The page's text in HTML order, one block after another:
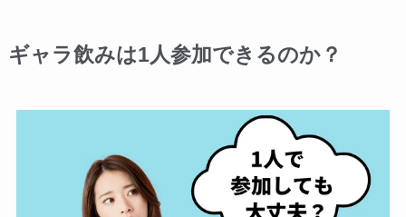
ギャラ飲みは1人参加できるのか？